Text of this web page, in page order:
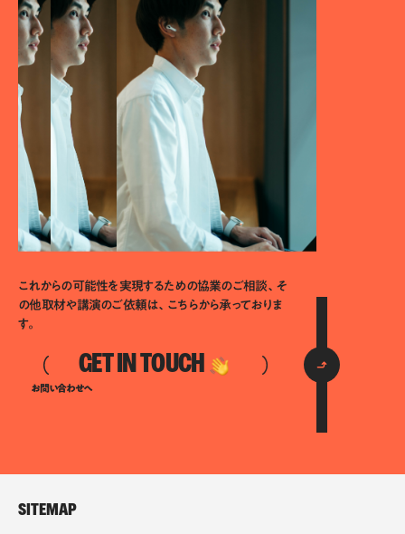
これからの可能性を実現するための協業のご相談、そ
の他取材や講演のご依頼は、こちらから承っておりま
す。
GET IN TOUCH
お問い合わせへ
SITEMAP